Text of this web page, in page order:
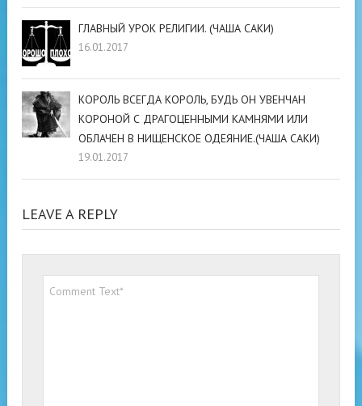
ГЛАВНЫЙ УРОК РЕЛИГИИ. (ЧАША САКИ)
16.01.2017
КОРОЛЬ ВСЕГДА КОРОЛЬ, БУДЬ ОН УВЕНЧАН
КОРОНОЙ С ДРАГОЦЕННЫМИ КАМНЯМИ ИЛИ
ОБЛАЧЕН В НИЩЕНСКОЕ ОДЕЯНИЕ.(ЧАША САКИ)
19.01.2017
LEAVE A REPLY